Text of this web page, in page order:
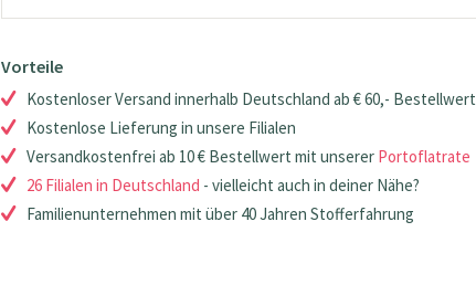
Vorteile
Kostenloser Versand innerhalb Deutschland ab € 60,- Bestellwert
Kostenlose Lieferung in unsere Filialen
Versandkostenfrei ab 10 € Bestellwert mit unserer Portoflatrate
26 Filialen in Deutschland - vielleicht auch in deiner Nähe?
Familienunternehmen mit über 40 Jahren Stofferfahrung